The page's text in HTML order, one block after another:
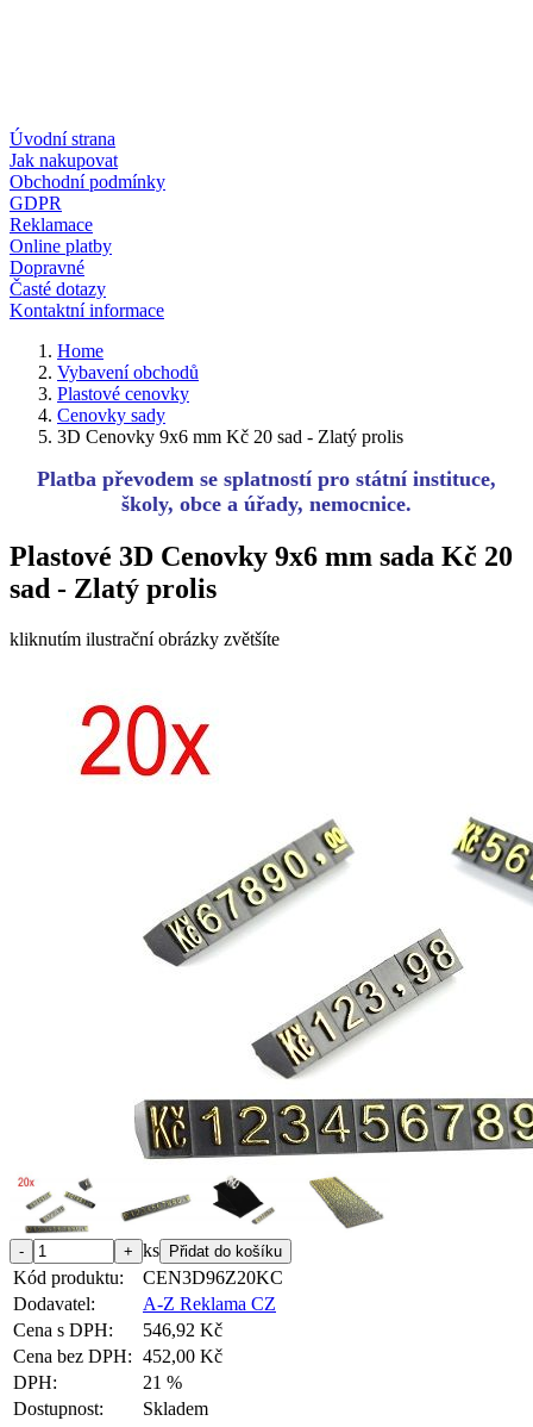
Úvodní strana
Jak nakupovat
Obchodní podmínky
GDPR
Reklamace
Online platby
Dopravné
Časté dotazy
Kontaktní informace
Home
Vybavení obchodů
Plastové cenovky
Cenovky sady
3D Cenovky 9x6 mm Kč 20 sad - Zlatý prolis
Platba převodem se splatností pro státní instituce,
školy, obce a úřady, nemocnice.
Plastové 3D Cenovky 9x6 mm sada Kč 20
sad - Zlatý prolis
kliknutím ilustrační obrázky zvětšíte
ks
Kód produktu:
CEN3D96Z20KC
Dodavatel:
A-Z Reklama CZ
Cena s DPH:
546,92 Kč
Cena bez DPH: 452,00 Kč
DPH:
21 %
Dostupnost:
Skladem